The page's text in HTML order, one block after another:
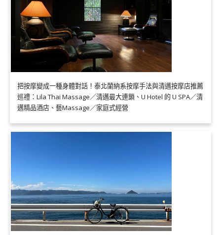
把按摩變成一種身體對話！泰北蘭納系按摩手法與清邁按摩店推薦
巡禮：Lila Thai Massage／清邁最大連鎖、U Hotel 的 U SPA／清
邁精品酒店、藝Massage／家庭式經營